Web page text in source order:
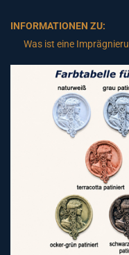
INFORMATIONEN ZU:
Was ist eine